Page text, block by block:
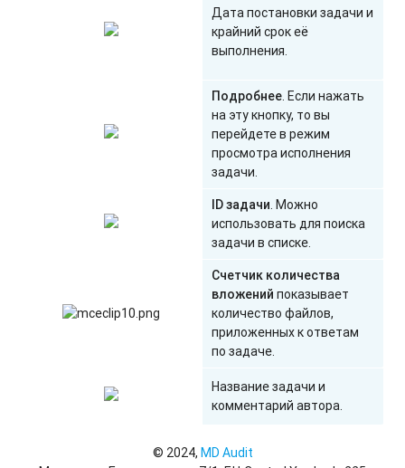
Дата постановки задачи и
крайний срок её
выполнения.
Подробнее. Если нажать
на эту кнопку, то вы
перейдете в режим
просмотра исполнения
задачи.
ID задачи. Можно
использовать для поиска
задачи в списке.
Счетчик количества
вложенийпоказывает
количество файлов,
приложенных к ответам
по задаче.
Название задачи и
комментарий автора.
© 2024, MD Audit